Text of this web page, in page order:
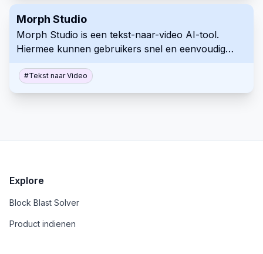
Morph Studio
Morph Studio is een tekst-naar-video AI-tool.
Hiermee kunnen gebruikers snel en eenvoudig
Gebruikers hebben toegang via een Discord-server
om creatieve video-inhoud te genereren.
#Tekst naar Video
Explore
Block Blast Solver
Product indienen